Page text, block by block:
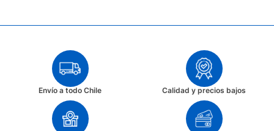
Envío a todo Chile Calidad y precios bajos